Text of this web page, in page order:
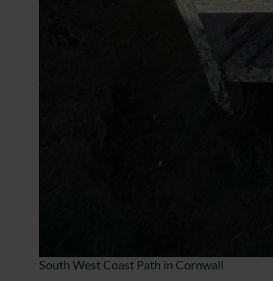
South West Coast Path in Cornwall